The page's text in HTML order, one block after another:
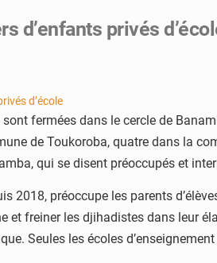
d’enfants privés
sont fermées dans le cercle de
de Toukoroba, quatre dans la
qui se disent préoccupés et
2018, préoccupe les parents
et freiner les djihadistes dans leur
Seules les écoles